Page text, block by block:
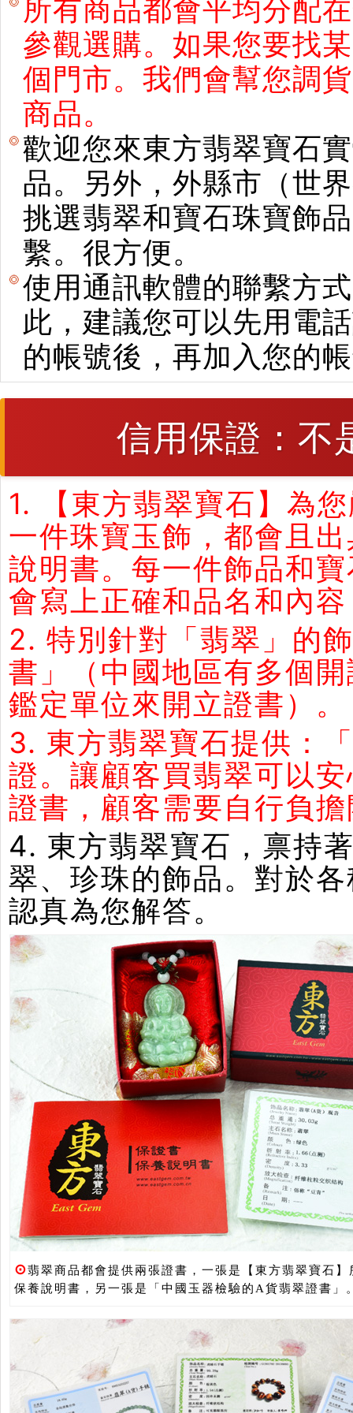
所有商品都會平均分配
參觀選購。如果您要找
個門市。我們會幫您調
商品。
歡迎您來東方翡翠寶石
品。另外，外縣市（世
挑選翡翠和寶石珠寶飾
繫。很方便。
使用通訊軟體的聯繫方
此，建議您可以先用電
的帳號後，再加入您的
信用保證：不
1. 【東方翡翠寶石】為
一件珠寶玉飾，都會且
說明書。每一件飾品和
會寫上正確和品名和內
2. 特別針對「翡翠」的
書」（中國地區有多個
鑑定單位來開立證書）。
3. 東方翡翠寶石提供：
證。讓顧客買翡翠可以
證書，顧客需要自行負
4. 東方翡翠寶石，禀持
翠、珍珠的飾品。對於
認真為您解答。
⊙翡翠商品都會提供兩張證書，一張是【東方翡翠寶石
保養說明書，另一張是「中國玉器檢驗的A貨翡翠證書」